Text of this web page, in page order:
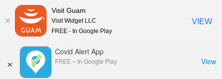
×
Covid Alert App
FREE – In Google Play View
Visit Guam
Visit Widget LLC
FREE - In Google Play
VIEW